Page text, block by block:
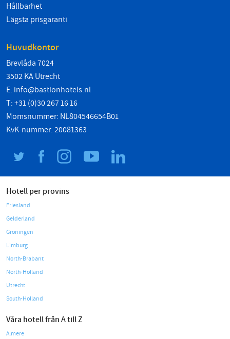
Hållbarhet
Lägsta prisgaranti
Huvudkontor
Brevlåda 7024
3502 KA Utrecht
E: info@bastionhotels.nl
T: +31 (0)30 267 16 16
Momsnummer: NL804546654B01
KvK-nummer: 20081363
Hotell per provins
Friesland
Gelderland
Groningen
Limburg
North-Brabant
North-Holland
Utrecht
South-Holland
Våra hotell från A till Z
Almere